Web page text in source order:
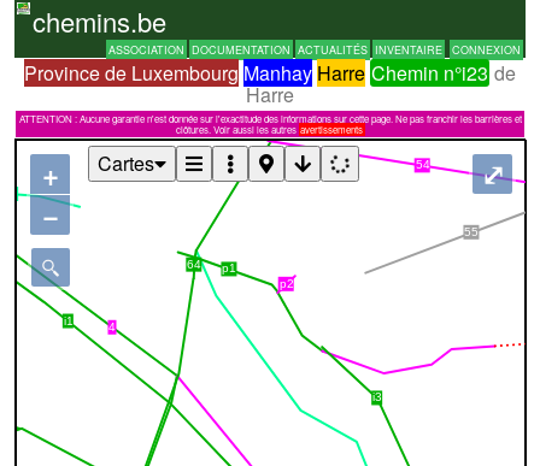
chemins.be
ASSOCIATION DOCUMENTATION ACTUALITÉS INVENTAIRE CONNEXION
Province de Luxembourg Manhay Harre Chemin n°i23 de
Harre
ATTENTION : Aucune garantie n'est donnée sur l'exactitude des informations sur cette page. Ne pas franchir les barrières et
clôtures. Voir aussi les autres avertissements
+
−
⤢
Cartes